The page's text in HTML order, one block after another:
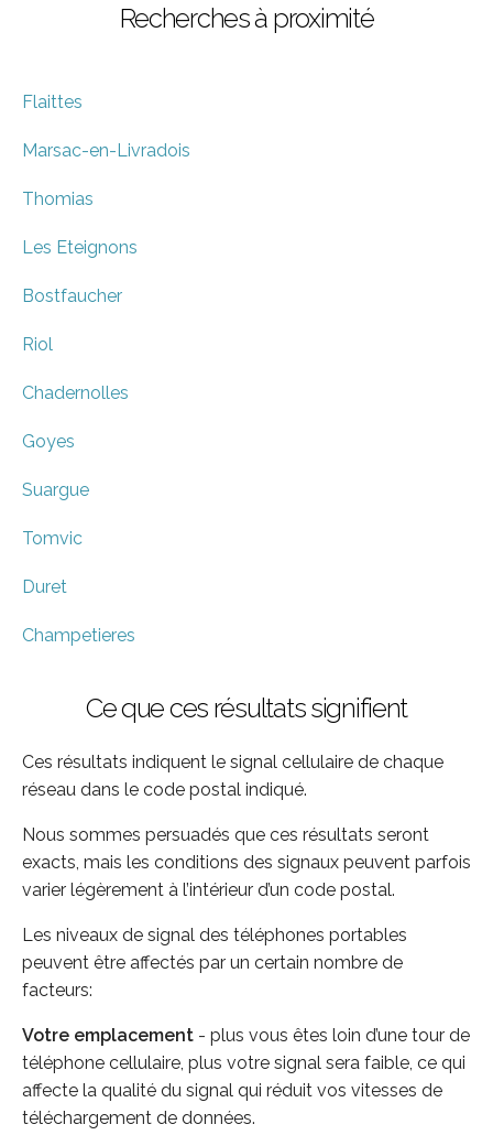
Recherches à proximité
Flaittes
Marsac-en-Livradois
Thomias
Les Eteignons
Bostfaucher
Riol
Chadernolles
Goyes
Suargue
Tomvic
Duret
Champetieres
Ce que ces résultats signifient
Ces résultats indiquent le signal cellulaire de chaque
réseau dans le code postal indiqué.
Nous sommes persuadés que ces résultats seront
exacts, mais les conditions des signaux peuvent parfois
varier légèrement à l’intérieur d’un code postal.
Les niveaux de signal des téléphones portables
peuvent être affectés par un certain nombre de
facteurs:
Votre emplacement - plus vous êtes loin d’une tour de
téléphone cellulaire, plus votre signal sera faible, ce qui
affecte la qualité du signal qui réduit vos vitesses de
téléchargement de données.